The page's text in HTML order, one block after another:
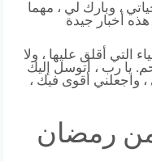
، وبارك لي ، مهما
أخبار جيدة
التي أقلق عليها ، ولا
يا رب ، أتوسل إليك
واجعلني أقوى فيك ،
من رمضان